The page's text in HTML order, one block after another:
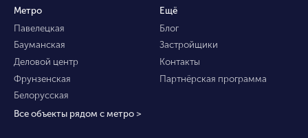
Метро
Павелецкая
Бауманская
Деловой центр
Фрунзенская
Белорусская
Все объекты рядом с метро >
Ещё
Блог
Застройщики
Контакты
Партнёрская программа